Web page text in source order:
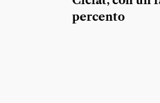
percento